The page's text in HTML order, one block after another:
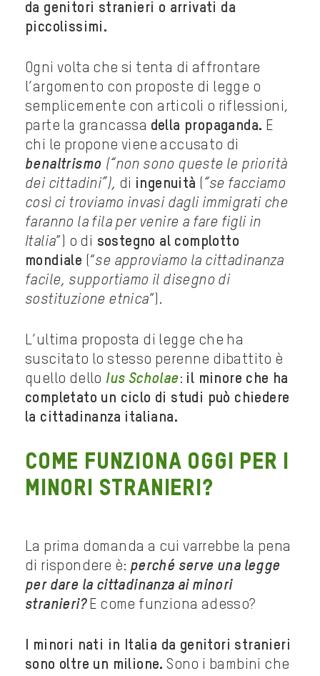
da genitori stranieri o arrivati da
piccolissimi.
Ogni volta che si tenta di affrontare
l’argomento con proposte di legge o
semplicemente con articoli o riflessioni,
parte la grancassa della propaganda. E
chi le propone viene accusato di
benaltrismo (“non sono queste le priorità
dei cittadini”), di ingenuità ( “se facciamo
così ci troviamo invasi dagli immigrati che
faranno la fila per venire a fare figli in
Italia”) o di sostegno al complotto
mondiale (“se approviamo la cittadinanza
facile, supportiamo il disegno di
sostituzione etnica”).
L’ultima proposta di legge che ha
suscitato lo stesso perenne dibattito è
quello dello Ius Scholae: il minore che ha
completato un ciclo di studi può chiedere
la cittadinanza italiana.
Come funziona oggi per i
minori stranieri?
La prima domanda a cui varrebbe la pena
di rispondere è: perché serve una legge
per dare la cittadinanza ai minori
stranieri?E come funziona adesso?
I minori nati in Italia da genitori stranieri
sono oltre un milione. Sono i bambini che